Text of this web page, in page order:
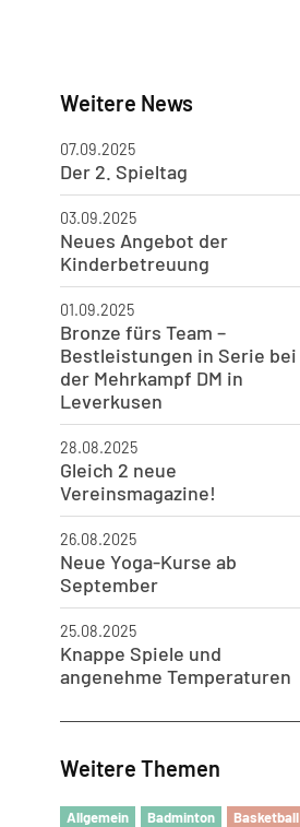
Weitere News
07.09.2025
Der 2. Spieltag
03.09.2025
Neues Angebot der
Kinderbetreuung
01.09.2025
Bronze fürs Team –
Bestleistungen in Serie bei
der Mehrkampf DM in
Leverkusen
28.08.2025
Gleich 2 neue
Vereinsmagazine!
26.08.2025
Neue Yoga-Kurse ab
September
25.08.2025
Knappe Spiele und
angenehme Temperaturen
Weitere Themen
Allgemein Badminton
Basketball